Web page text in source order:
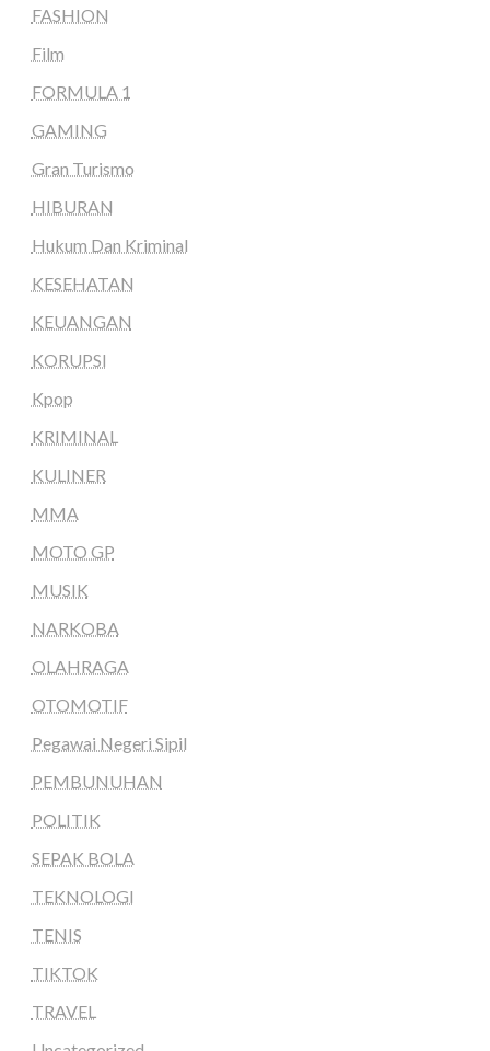
FASHION
Film
FORMULA 1
GAMING
Gran Turismo
HIBURAN
Hukum Dan Kriminal
KESEHATAN
KEUANGAN
KORUPSI
Kpop
KRIMINAL
KULINER
MMA
MOTO GP
MUSIK
NARKOBA
OLAHRAGA
OTOMOTIF
Pegawai Negeri Sipil
PEMBUNUHAN
POLITIK
SEPAK BOLA
TEKNOLOGI
TENIS
TIKTOK
TRAVEL